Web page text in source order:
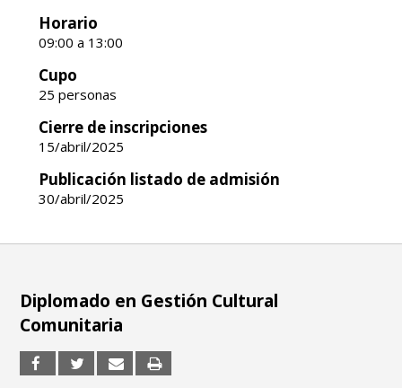
Horario
09:00 a 13:00
Cupo
25 personas
Cierre de inscripciones
15/abril/2025
Publicación listado de admisión
30/abril/2025
Diplomado en Gestión Cultural
Comunitaria